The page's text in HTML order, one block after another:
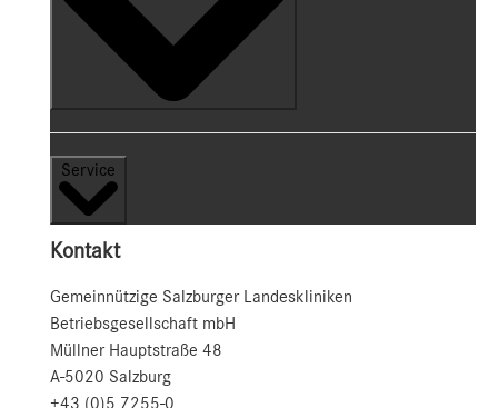
Service
Kontakt
Gemeinnützige Salzburger Landeskliniken
Betriebsgesellschaft mbH
Müllner Hauptstraße 48
A-5020 Salzburg
+43 (0)5 7255-0